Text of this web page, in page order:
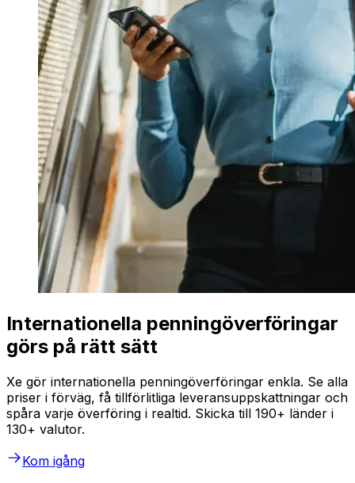
Internationella penningöverföringar
görs på rätt sätt
Xe gör internationella penningöverföringar enkla. Se alla
priser i förväg, få tillförlitliga leveransuppskattningar och
spåra varje överföring i realtid. Skicka till 190+ länder i
130+ valutor.
Kom igång